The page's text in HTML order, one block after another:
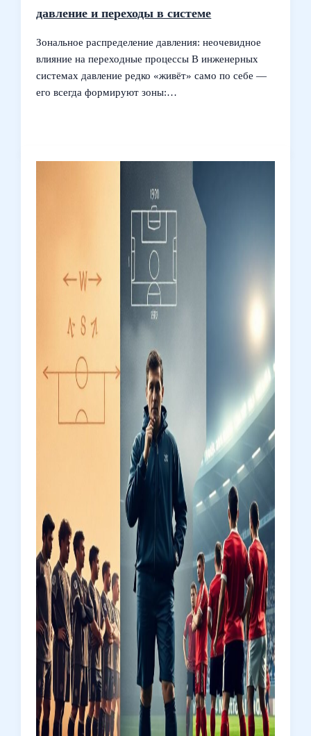
давление и переходы в системе
Зональное распределение давления: неочевидное
влияние на переходные процессы В инженерных
системах давление редко «живёт» само по себе —
его всегда формируют зоны:…